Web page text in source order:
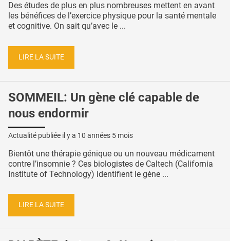
Des études de plus en plus nombreuses mettent en avant
les bénéfices de l’exercice physique pour la santé mentale
et cognitive. On sait qu’avec le ...
LIRE LA SUITE
SOMMEIL: Un gène clé capable de
nous endormir
Actualité publiée il y a 10 années 5 mois
Bientôt une thérapie génique ou un nouveau médicament
contre l’insomnie ? Ces biologistes de Caltech (California
Institute of Technology) identifient le gène ...
LIRE LA SUITE